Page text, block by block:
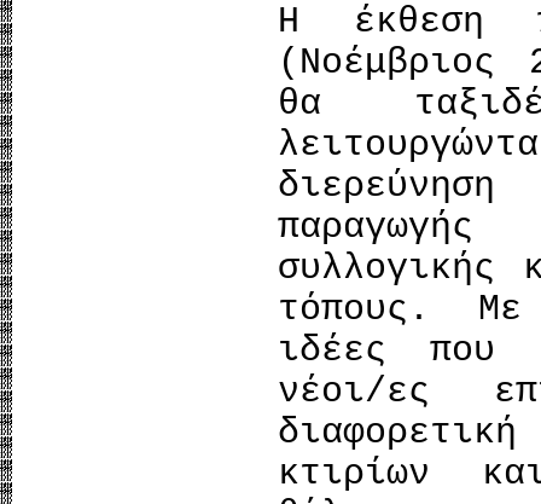
Η έκθεση
θα
συλλογικής
τόπους. Με
ιδέες που
νέοι/ες
κτιρίων